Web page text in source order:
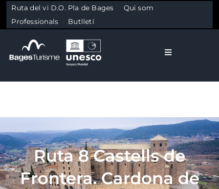
Ruta del vi D.O. Pla de Bages
Qui som
Professionals
Butlletí
Toggle
Cultura
Gastronomia
Ruta 8 Castells de
Frontera. Cardona de